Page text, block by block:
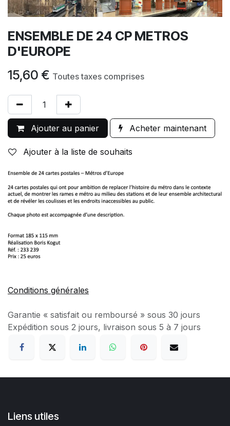
ENSEMBLE DE 24 CP METROS
D'EUROPE
15,60 € Toutes taxes comprises
Ajouter au panier Acheter maintenant
Ajouter à la liste de souhaits
Conditions générales
Garantie « satisfait ou remboursé » sous 30 jours
Expédition sous 2 jours, livraison sous 5 à 7 jours
Liens utiles